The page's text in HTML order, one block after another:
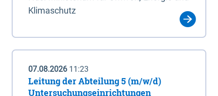
Klimaschutz
07.08.2026 11:23
Leitung der Abteilung 5 (m/w/d)
Untersuchungseinrichtungen